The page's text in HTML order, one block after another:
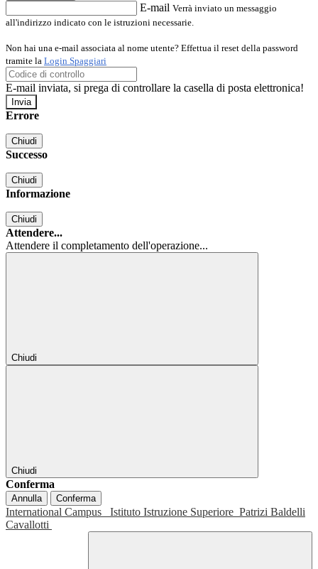
E-mail Verrà inviato un messaggio
all'indirizzo indicato con le istruzioni necessarie.
Non hai una e-mail associata al nome utente? Effettua il reset della password
tramite la Login Spaggiari
E-mail inviata, si prega di controllare la casella di posta elettronica!
Errore
Chiudi
Successo
Chiudi
Informazione
Chiudi
Attendere...
Attendere il completamento dell'operazione...
Chiudi
Chiudi
Conferma
Annulla Conferma
International Campus Istituto Istruzione Superiore Patrizi Baldelli
Cavallotti